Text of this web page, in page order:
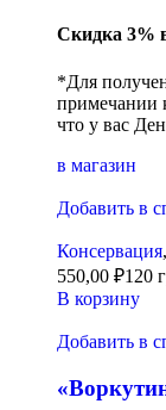
Скидка 3%
*Для
примечании
что у вас
в магазин
Добавить в
Консервация,
550,00 ₽120
В корзину
Добавить в